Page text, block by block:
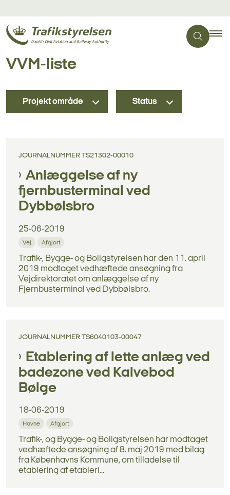
VVM-liste
Projekt område Status
JOURNALNUMMER TS21302-00010
Anlæggelse af ny
fjernbusterminal ved
Dybbølsbro
25-06-2019
Vej Afgjort
Trafik-, Bygge- og Boligstyrelsen har den 11. april
2019 modtaget vedhæftede ansøgning fra
Vejdirektoratet om anlæggelse af ny
Fjernbusterminal ved Dybbølsbro.
JOURNALNUMMER TS6040103-00047
Etablering af lette anlæg ved
badezone ved Kalvebod
Bølge
18-06-2019
Havne Afgjort
Trafik-, og Bygge- og Boligstyrelsen har modtaget
vedhæftede ansøgning af 8. maj 2019 med bilag
fra Københavns Kommune, om tilladelse til
etablering af etableri...